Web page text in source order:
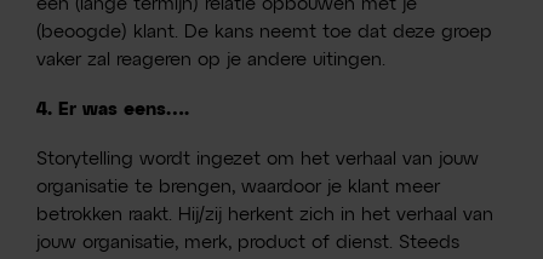
een (lange termijn) relatie opbouwen met je
(beoogde) klant. De kans neemt toe dat deze groep
vaker zal reageren op je andere uitingen.
4. Er was eens….
Storytelling wordt ingezet om het verhaal van jouw
organisatie te brengen, waardoor je klant meer
betrokken raakt. Hij/zij herkent zich in het verhaal van
jouw organisatie, merk, product of dienst. Steeds